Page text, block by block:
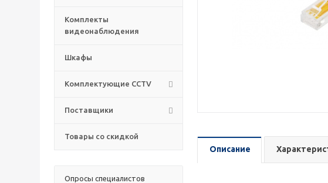
Комплекты
видеонаблюдения
Шкафы
Комплектующие CCTV
Поставщики
Товары со скидкой
Опросы специалистов
Описание